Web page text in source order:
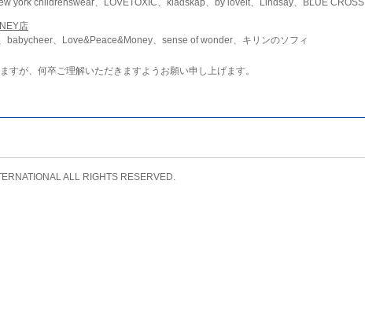
店
babycheer、Love&Peace&Money、sense of wonder、キリンのソフィ
すが、何卒ご理解いただきますようお願い申し上げます。